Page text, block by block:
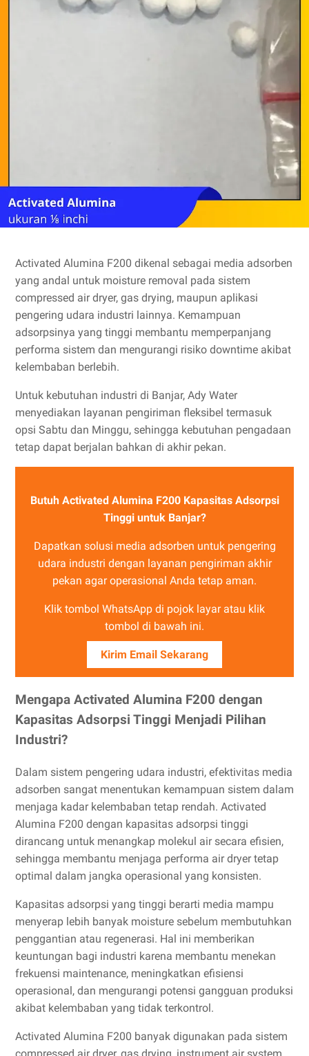
Activated Alumina F200 dikenal sebagai media adsorben
yang andal untuk moisture removal pada sistem
compressed air dryer, gas drying, maupun aplikasi
pengering udara industri lainnya. Kemampuan
adsorpsinya yang tinggi membantu memperpanjang
performa sistem dan mengurangi risiko downtime akibat
kelembaban berlebih.
Untuk kebutuhan industri di Banjar, Ady Water
menyediakan layanan pengiriman fleksibel termasuk
opsi Sabtu dan Minggu, sehingga kebutuhan pengadaan
tetap dapat berjalan bahkan di akhir pekan.
Butuh Activated Alumina F200 Kapasitas Adsorpsi
Tinggi untuk Banjar?
Dapatkan solusi media adsorben untuk pengering
udara industri dengan layanan pengiriman akhir
pekan agar operasional Anda tetap aman.
Klik tombol WhatsApp di pojok layar atau klik
tombol di bawah ini.
Kirim Email Sekarang
Mengapa Activated Alumina F200 dengan
Kapasitas Adsorpsi Tinggi Menjadi Pilihan
Industri?
Dalam sistem pengering udara industri, efektivitas media
adsorben sangat menentukan kemampuan sistem dalam
menjaga kadar kelembaban tetap rendah. Activated
Alumina F200 dengan kapasitas adsorpsi tinggi
dirancang untuk menangkap molekul air secara efisien,
sehingga membantu menjaga performa air dryer tetap
optimal dalam jangka operasional yang konsisten.
Kapasitas adsorpsi yang tinggi berarti media mampu
menyerap lebih banyak moisture sebelum membutuhkan
penggantian atau regenerasi. Hal ini memberikan
keuntungan bagi industri karena membantu menekan
frekuensi maintenance, meningkatkan efisiensi
operasional, dan mengurangi potensi gangguan produksi
akibat kelembaban yang tidak terkontrol.
Activated Alumina F200 banyak digunakan pada sistem
compressed air dryer, gas drying, instrument air system,